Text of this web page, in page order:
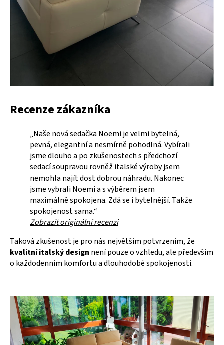
Recenze zákazníka
„Naše nová sedačka Noemi je velmi bytelná,
pevná, elegantní a nesmírně pohodlná. Vybírali
jsme dlouho a po zkušenostech s předchozí
sedací soupravou rovněž italské výroby jsem
nemohla najít dost dobrou náhradu. Nakonec
jsme vybrali Noemi a s výběrem jsem
maximálně spokojena. Zdá se i bytelnější. Takže
spokojenost sama.“
Zobrazit originální recenzi
Taková zkušenost je pro nás největším potvrzením, že
kvalitní italský design není pouze o vzhledu, ale především
o každodenním komfortu a dlouhodobé spokojenosti.